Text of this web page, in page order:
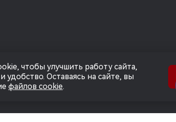
чтобы улучшить работу сайта,
Оставаясь на сайте, вы
файлов cookie.